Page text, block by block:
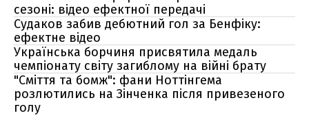
сезоні: відео ефектної передачі
Судаков забив дебютний гол за Бенфіку:
ефектне відео
Українська борчиня присвятила медаль
чемпіонату світу загиблому на війні брату
"Сміття та бомж": фани Ноттінгема
розлютились на Зінченка після привезеного
голу